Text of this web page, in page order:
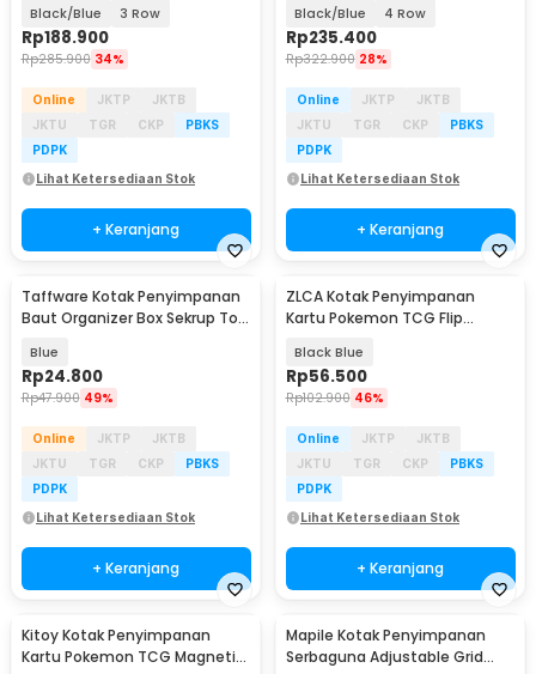
Black/Blue 3 Row
Rp188.900
Rp285.900 34%
Online JKTP
JKTB
JKTU
TGR CKP
PBKS
PDPK
Lihat Ketersediaan Stok
+ Keranjang
Black/Blue 4 Row
Rp235.400
Rp322.900 28%
Online JKTP
JKTB
JKTU
TGR CKP
PBKS
PDPK
Lihat Ketersediaan Stok
+ Keranjang
Taffware Kotak Penyimpanan
Baut Organizer Box Sekrup Tool
Blue
Rp24.800
Rp47.900 49%
Online JKTP
JKTB
JKTU
TGR CKP
PBKS
PDPK
Lihat Ketersediaan Stok
+ Keranjang
ZLCA Kotak Penyimpanan
Kartu Pokemon TCG Flip
15
Black Blue
Rp56.500
Rp102.900 46%
Online JKTP
JKTB
JKTU
TGR CKP
PBKS
PDPK
Lihat Ketersediaan Stok
+ Keranjang
Kitoy Kotak Penyimpanan
Kartu Pokemon TCG Magnetic
Mapile Kotak Penyimpanan
Serbaguna Adjustable Grid